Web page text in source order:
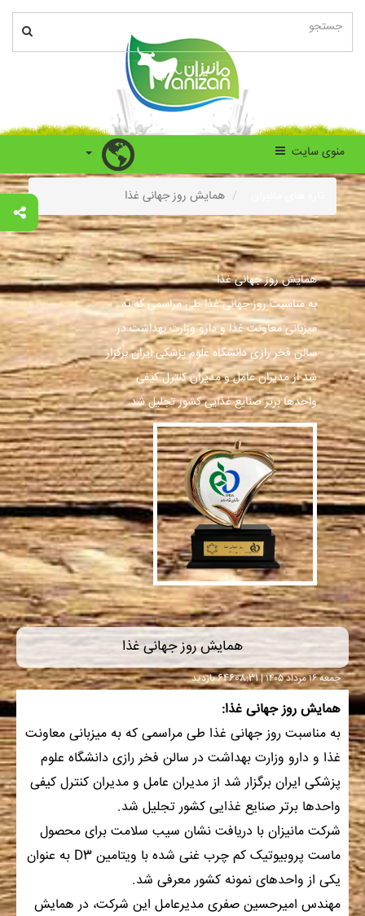
منوی سایت
همایش روز جهانی غذا
همایش روز جهانی غذا
به مناسبت روز جهانی غذا طی مراسمی که به
میزبانی معاونت غذا و دارو وزارت بهداشت در
سالن فخر رازی دانشگاه علوم پزشکی ایران برگزار
شد از مدیران عامل و مدیران کنترل کیفی
واحدها برتر صنایع غذایی کشور تجلیل شد.
همایش روز جهانی غذا
جمعه ۱۶ مرداد ۱۴۰۵ | 08:31 646 بازدید
همایش روز جهانی غذا:
به مناسبت روز جهانی غذا طی مراسمی که به میزبانی معاونت
غذا و دارو وزارت بهداشت در سالن فخر رازی دانشگاه علوم
پزشکی ایران برگزار شد از مدیران عامل و مدیران کنترل کیفی
واحدها برتر صنایع غذایی کشور تجلیل شد.
شرکت مانیزان با دریافت نشان سیب سلامت برای محصول
ماست پروبیوتیک کم چرب غنی شده با ویتامین D3 به عنوان
یکی از واحدهای نمونه کشور معرفی شد.
مهندس امیرحسین صفری مدیرعامل این شرکت، در همایش